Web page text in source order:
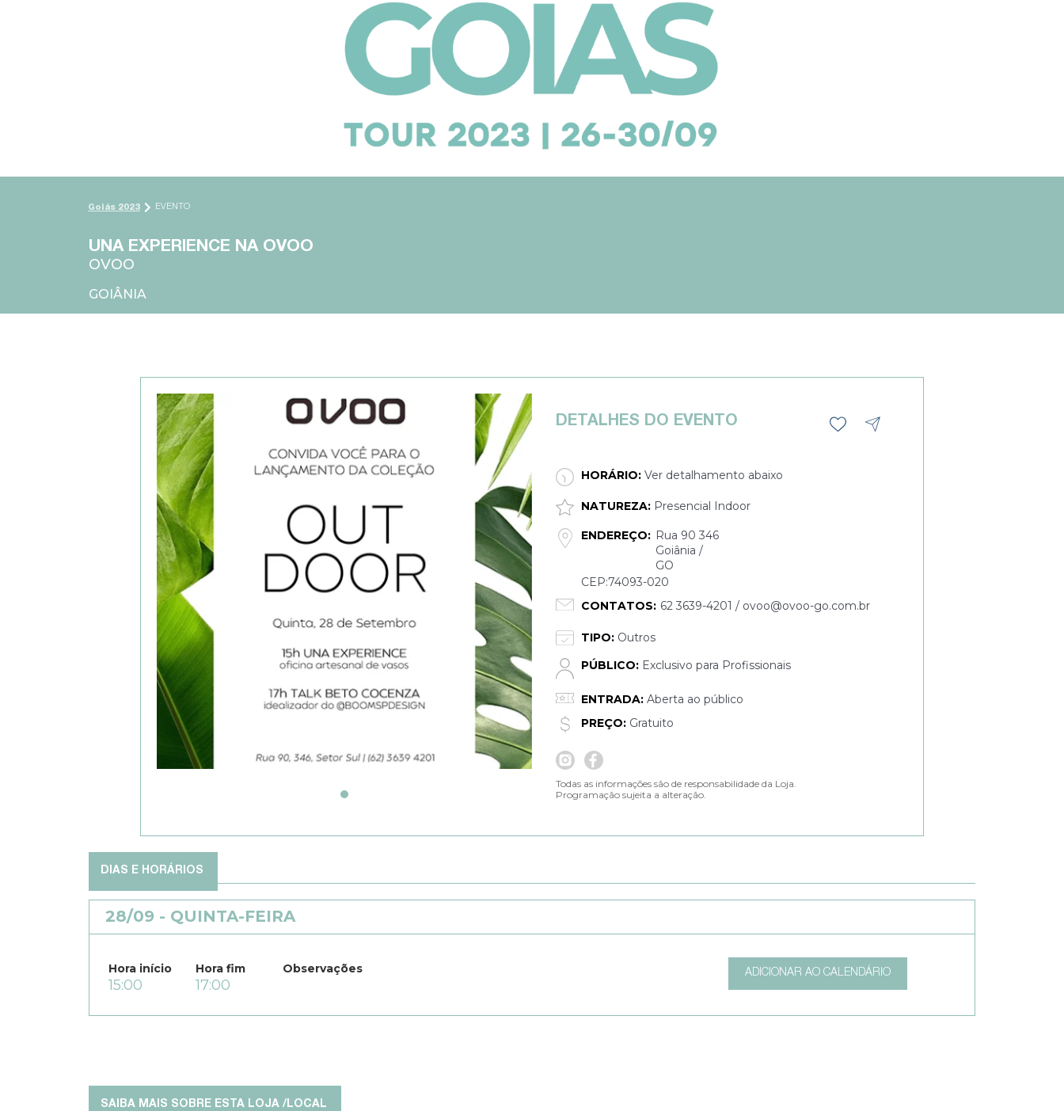
Goiás 2023 EVENTO
UNA EXPERIENCE NA OVOO
OVOO
GOIÂNIA
DETALHES DO EVENTO
HORÁRIO: Ver detalhamento abaixo
NATUREZA: Presencial Indoor
ENDEREÇO: Rua 90 346
Goiânia /
GO
CEP:74093-020
CONTATOS: 62 3639-4201 / ovoo@ovoo-go.com.br
TIPO: Outros
PÚBLICO: Exclusivo para Profissionais
ENTRADA: Aberta ao público
PREÇO: Gratuito
Todas as informações são de responsabilidade da Loja.
Programação sujeita a alteração.
DIAS E HORÁRIOS
28/09 - QUINTA-FEIRA
Hora início Hora fim Observações
15:00 17:00
ADICIONAR AO CALENDÁRIO
SAIBA MAIS SOBRE ESTA LOJA /LOCAL